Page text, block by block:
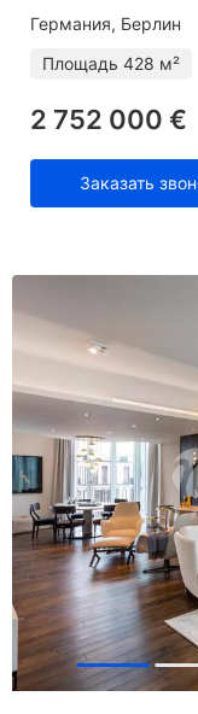
Германия, Берлин
Площадь 428 м²
2 752 000 €
Заказать